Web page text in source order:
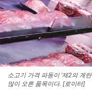
소고기 가격 파동이 ‘제2의 계
많이 오른 품목이다. [로이터]